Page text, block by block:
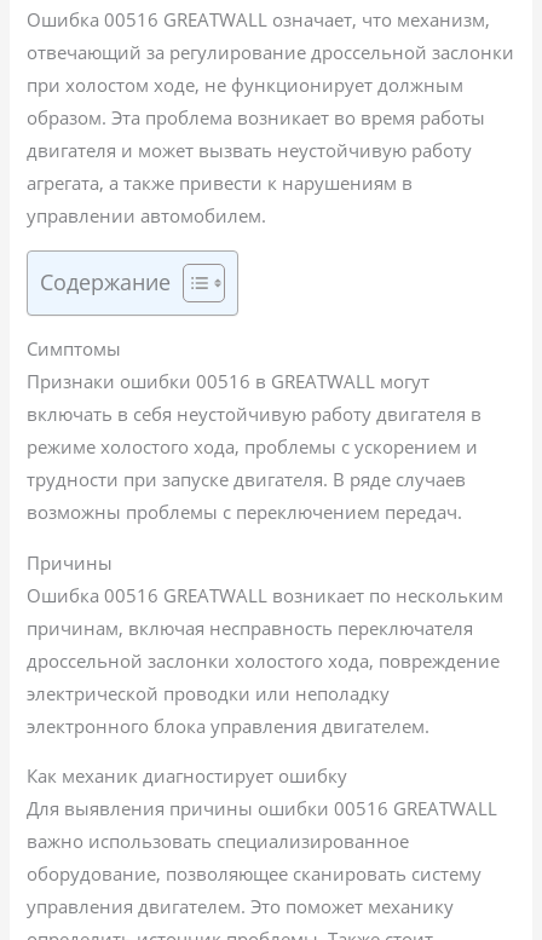
Ошибка 00516 GREATWALL означает, что механизм,
отвечающий за регулирование дроссельной заслонки
при холостом ходе, не функционирует должным
образом. Эта проблема возникает во время работы
двигателя и может вызвать неустойчивую работу
агрегата, а также привести к нарушениям в
управлении автомобилем.
Содержание
Симптомы
Признаки ошибки 00516 в GREATWALL могут
включать в себя неустойчивую работу двигателя в
режиме холостого хода, проблемы с ускорением и
трудности при запуске двигателя. В ряде случаев
возможны проблемы с переключением передач.
Причины
Ошибка 00516 GREATWALL возникает по нескольким
причинам, включая несправность переключателя
дроссельной заслонки холостого хода, повреждение
электрической проводки или неполадку
электронного блока управления двигателем.
Как механик диагностирует ошибку
Для выявления причины ошибки 00516 GREATWALL
важно использовать специализированное
оборудование, позволяющее сканировать систему
управления двигателем. Это поможет механику